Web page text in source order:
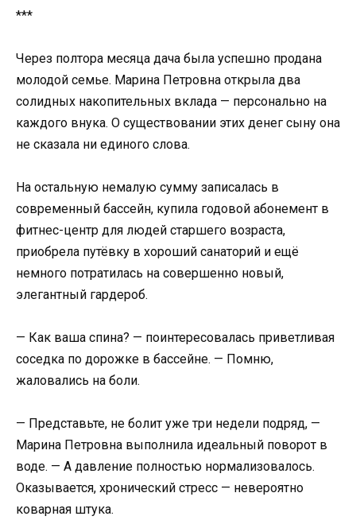
***
Через полтора месяца дача была успешно продана
молодой семье. Марина Петровна открыла два
солидных накопительных вклада — персонально на
каждого внука. О существовании этих денег сыну она
не сказала ни единого слова.
На остальную немалую сумму записалась в
современный бассейн, купила годовой абонемент в
фитнес-центр для людей старшего возраста,
приобрела путёвку в хороший санаторий и ещё
немного потратилась на совершенно новый,
элегантный гардероб.
— Как ваша спина? — поинтересовалась приветливая
соседка по дорожке в бассейне. — Помню,
жаловались на боли.
— Представьте, не болит уже три недели подряд, —
Марина Петровна выполнила идеальный поворот в
воде. — А давление полностью нормализовалось.
Оказывается, хронический стресс — невероятно
коварная штука.